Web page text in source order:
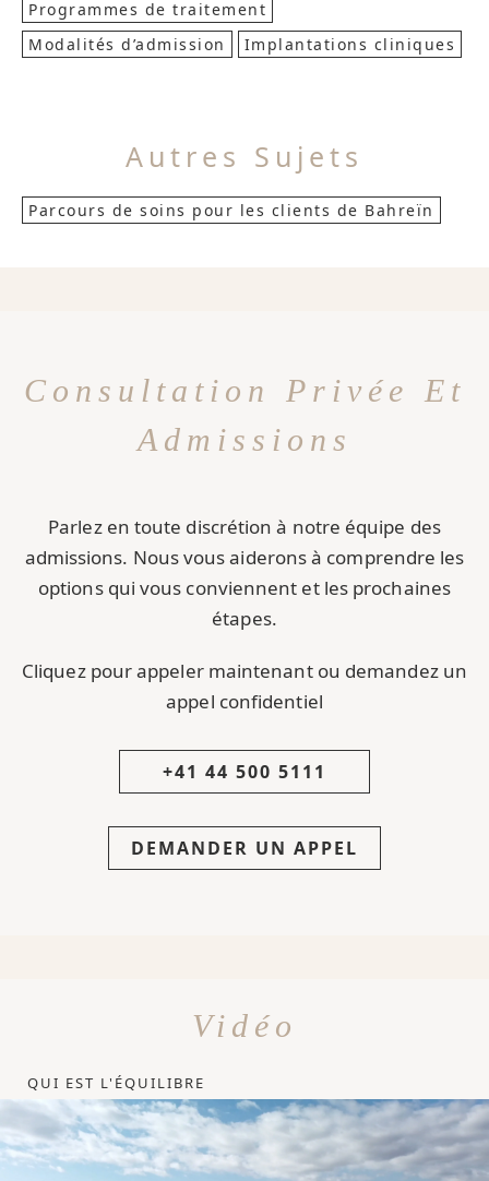
Programmes de traitement
Modalités d’admission
Implantations cliniques
Autres Sujets
Parcours de soins pour les clients de Bahreïn
Consultation Privée Et
Admissions
Parlez en toute discrétion à notre équipe des
admissions. Nous vous aiderons à comprendre les
options qui vous conviennent et les prochaines
étapes.
Cliquez pour appeler maintenant ou demandez un
appel confidentiel
+41 44 500 5111
DEMANDER UN APPEL
Vidéo
QUI EST L'ÉQUILIBRE